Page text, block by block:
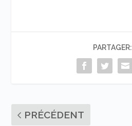
PARTAGER:
PRÉCÉDENT